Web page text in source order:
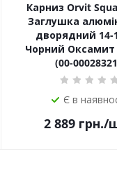
Карниз Orvit
Заглушка
дворядний 14-
Чорний Оксамит
(00-
Є в
2 889грн./